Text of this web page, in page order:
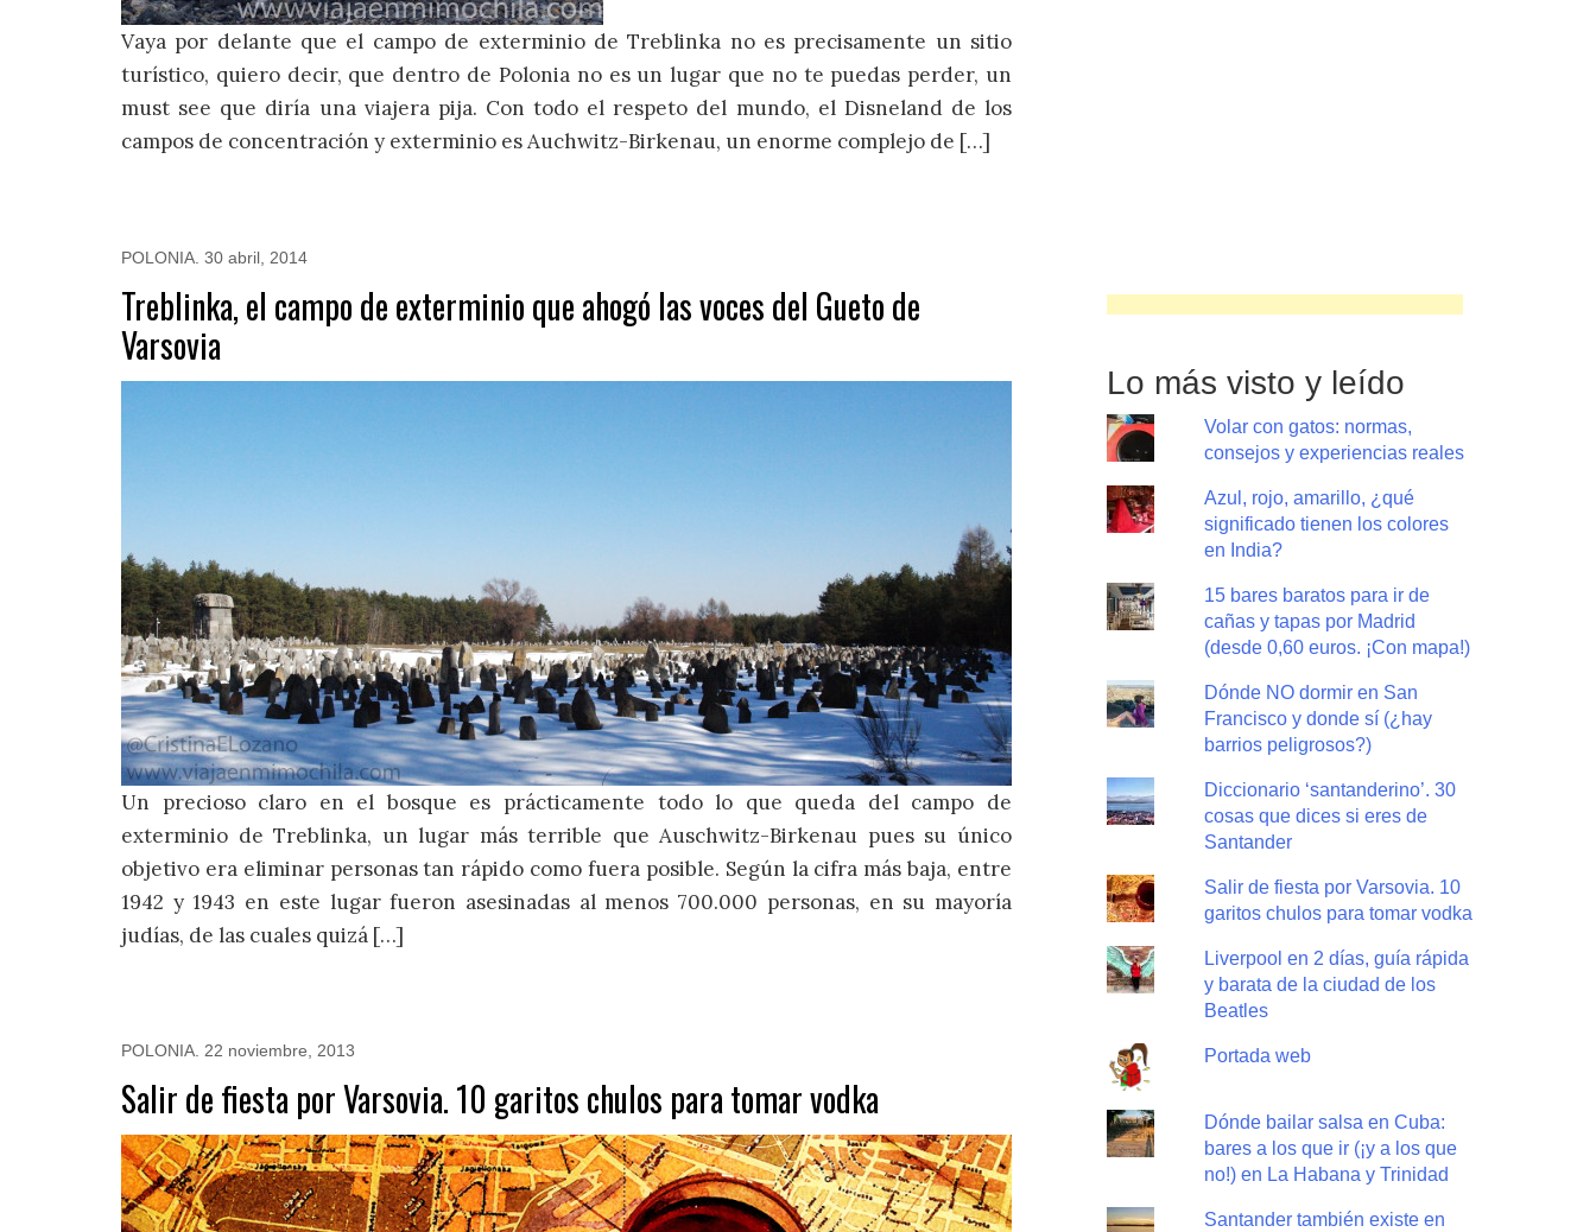
Vaya por delante que el campo de exterminio de Treblinka no es precisamente un sitio
turístico, quiero decir, que dentro de Polonia no es un lugar que no te puedas perder, un
must see que diría una viajera pija. Con todo el respeto del mundo, el Disneland de los
campos de concentración y exterminio es Auchwitz-Birkenau, un enorme complejo de […]
POLONIA 30 abril, 2014
Treblinka, el campo de exterminio que ahogó las voces del Gueto de
Varsovia
Un precioso claro en el bosque es prácticamente todo lo que queda del campo de
exterminio de Treblinka, un lugar más terrible que Auschwitz-Birkenau pues su único
objetivo era eliminar personas tan rápido como fuera posible. Según la cifra más baja, entre
1942 y 1943 en este lugar fueron asesinadas al menos 700.000 personas, en su mayoría
judías, de las cuales quizá […]
POLONIA 22 noviembre, 2013
Salir de fiesta por Varsovia. 10 garitos chulos para tomar vodka
Lo más visto y leído
Volar con gatos: normas,
consejos y experiencias reales
Azul, rojo, amarillo, ¿qué
significado tienen los colores
en India?
15 bares baratos para ir de
cañas y tapas por Madrid
(desde 0,60 euros. ¡Con mapa!)
Dónde NO dormir en San
Francisco y donde sí (¿hay
barrios peligrosos?)
Diccionario ‘santanderino’. 30
cosas que dices si eres de
Santander
Salir de fiesta por Varsovia. 10
garitos chulos para tomar vodka
Liverpool en 2 días, guía rápida
y barata de la ciudad de los
Beatles
Portada web
Dónde bailar salsa en Cuba:
bares a los que ir (¡y a los que
no!) en La Habana y Trinidad
Santander también existe en